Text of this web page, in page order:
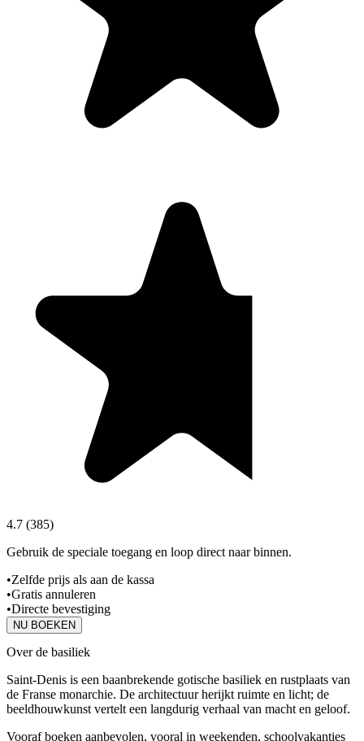
4.7 (385)
Gebruik de speciale toegang en loop direct naar binnen.
•Zelfde prijs als aan de kassa
•Gratis annuleren
•Directe bevestiging
NU BOEKEN
Over de basiliek
Saint‑Denis is een baanbrekende gotische basiliek en rustplaats van
de Franse monarchie. De architectuur herijkt ruimte en licht; de
beeldhouwkunst vertelt een langdurig verhaal van macht en geloof.
Vooraf boeken aanbevolen, vooral in weekenden, schoolvakanties